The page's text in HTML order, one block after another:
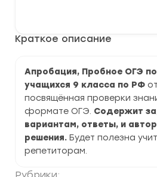
Краткое описание
Апробация, Пробное ОГЭ
учащихся 9 класса по РФ от
посвящённая проверки
формате ОГЭ. Содержит
вариантам, ответы, и
решения. Будет полезна
репетиторам.
Математике
задания
и
ответы